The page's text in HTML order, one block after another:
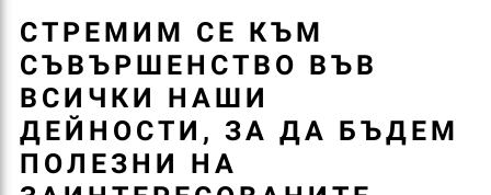
СТРЕМИМ СЕ КЪМ
СЪВЪРШЕНСТВО ВЪВ
ВСИЧКИ НАШИ
ДЕЙНОСТИ, ЗА ДА БЪДЕМ
ПОЛЕЗНИ НА